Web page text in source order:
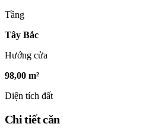
Tầng
Tây Bắc
Hướng cửa
98,00 m²
Diện tích đất
Chi tiết căn